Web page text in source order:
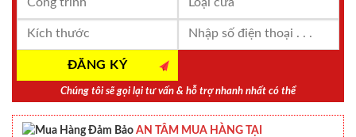
Chúng tôi sẽ gọi lại tư vấn & hỗ trợ nhanh nhất có thể
AN TÂM MUA HÀNG TẠI